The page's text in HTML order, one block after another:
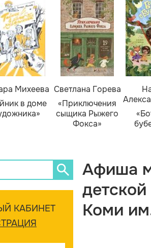
Михеева
в доме
Светлана Горева
«Приключения
сыщика Рыжего
Фокса»
КАБИНЕТ
Афиша
Коми